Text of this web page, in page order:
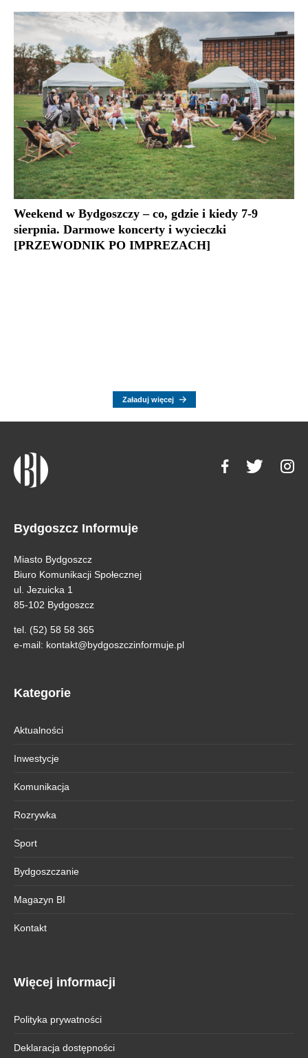
Weekend w Bydgoszczy – co, gdzie i kiedy 7-9
sierpnia. Darmowe koncerty i wycieczki
[PRZEWODNIK PO IMPREZACH]
Załaduj więcej
Bydgoszcz Informuje
Miasto Bydgoszcz
Biuro Komunikacji Społecznej
ul. Jezuicka 1
85-102 Bydgoszcz
tel. (52) 58 58 365
e-mail: kontakt@bydgoszczinformuje.pl
Kategorie
Aktualności
Inwestycje
Komunikacja
Rozrywka
Sport
Bydgoszczanie
Magazyn BI
Kontakt
Więcej informacji
Polityka prywatności
Deklaracja dostępności